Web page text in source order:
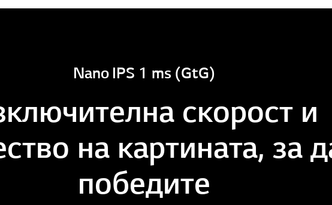
Nano IPS 1 ms (GtG)
скорост и
на картината, за
победите